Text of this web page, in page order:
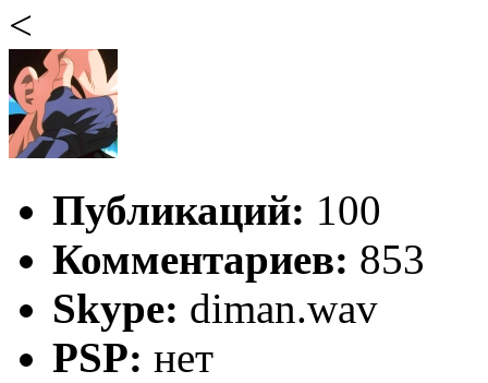
<
Публикаций: 100
Комментариев: 853
Skype: diman.wav
PSP: нет